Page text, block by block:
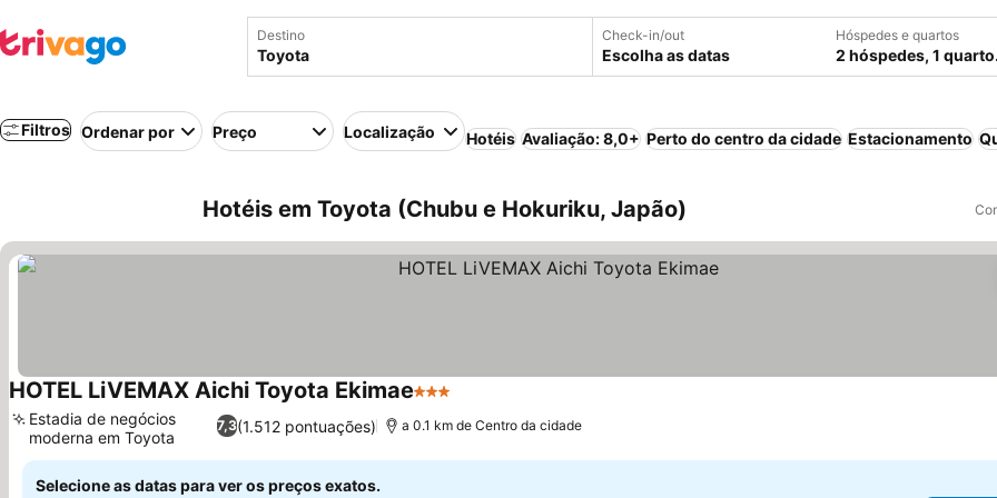
Destino Check-in/out
Escolha as datas
Hóspedes e quartos
2 hóspedes, 1 quarto.
Filtros Ordenar por Preço Localização Hotéis Avaliação: 8,0+ Perto do centro da cidade Estacionamento
Hotéis em Toyota (Chubu e Hokuriku, Japão)
HOTEL LiVEMAX Aichi Toyota Ekimae3 Estrelas
7,3(1.512 pontuações)
Estadia de negócios
moderna em Toyota
a 0.1 km de Centro da cidade
Selecione as datas para ver os preços exatos.